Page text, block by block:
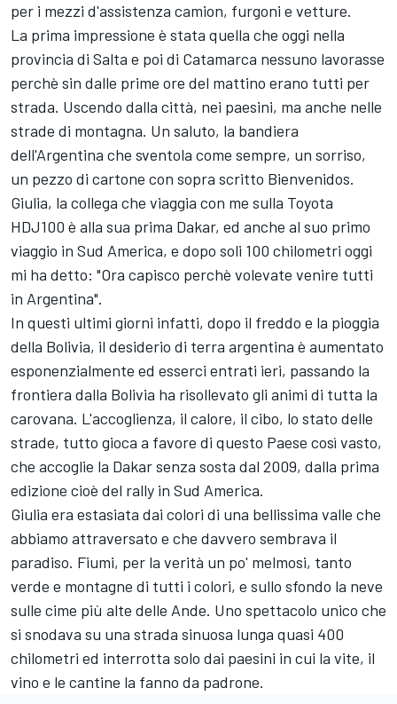
per i mezzi d'assistenza camion, furgoni e vetture.
La prima impressione è stata quella che oggi nella
provincia di Salta e poi di Catamarca nessuno lavorasse
perchè sin dalle prime ore del mattino erano tutti per
strada. Uscendo dalla città, nei paesini, ma anche nelle
strade di montagna. Un saluto, la bandiera
dell'Argentina che sventola come sempre, un sorriso,
un pezzo di cartone con sopra scritto Bienvenidos.
Giulia, la collega che viaggia con me sulla Toyota
HDJ100 è alla sua prima Dakar, ed anche al suo primo
viaggio in Sud America, e dopo soli 100 chilometri oggi
mi ha detto: "Ora capisco perchè volevate venire tutti
in Argentina".
In questi ultimi giorni infatti, dopo il freddo e la pioggia
della Bolivia, il desiderio di terra argentina è aumentato
esponenzialmente ed esserci entrati ieri, passando la
frontiera dalla Bolivia ha risollevato gli animi di tutta la
carovana. L'accoglienza, il calore, il cibo, lo stato delle
strade, tutto gioca a favore di questo Paese così vasto,
che accoglie la Dakar senza sosta dal 2009, dalla prima
edizione cioè del rally in Sud America.
Giulia era estasiata dai colori di una bellissima valle che
abbiamo attraversato e che davvero sembrava il
paradiso. Fiumi, per la verità un po' melmosi, tanto
verde e montagne di tutti i colori, e sullo sfondo la neve
sulle cime più alte delle Ande. Uno spettacolo unico che
si snodava su una strada sinuosa lunga quasi 400
chilometri ed interrotta solo dai paesini in cui la vite, il
vino e le cantine la fanno da padrone.